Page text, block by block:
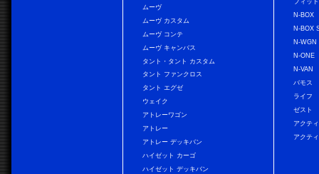
ムーヴ
ムーヴ カスタム
ムーヴ コンテ
ムーヴ キャンバス
タント・タント カスタム
タント ファンクロス
タント エグゼ
ウェイク
アトレーワゴン
アトレー
アトレー デッキバン
ハイゼット カーゴ
ハイゼット デッキバン
N-BOX
N-BOX
N-WGN
N-ONE
N-VAN
バモス
ライフ
ゼスト
アクテ
アクテ